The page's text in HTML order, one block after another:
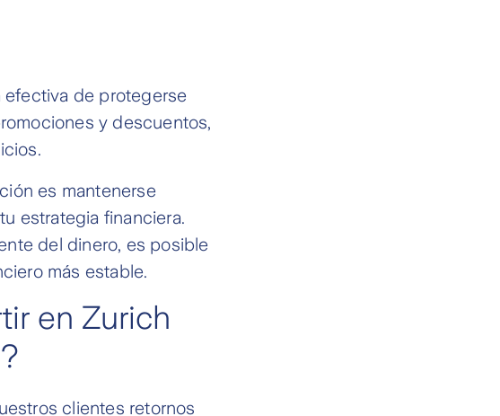
efectiva de protegerse
y descuentos,
es mantenerse
estrategia financiera.
del dinero, es posible
más estable.
en Zurich
clientes retornos